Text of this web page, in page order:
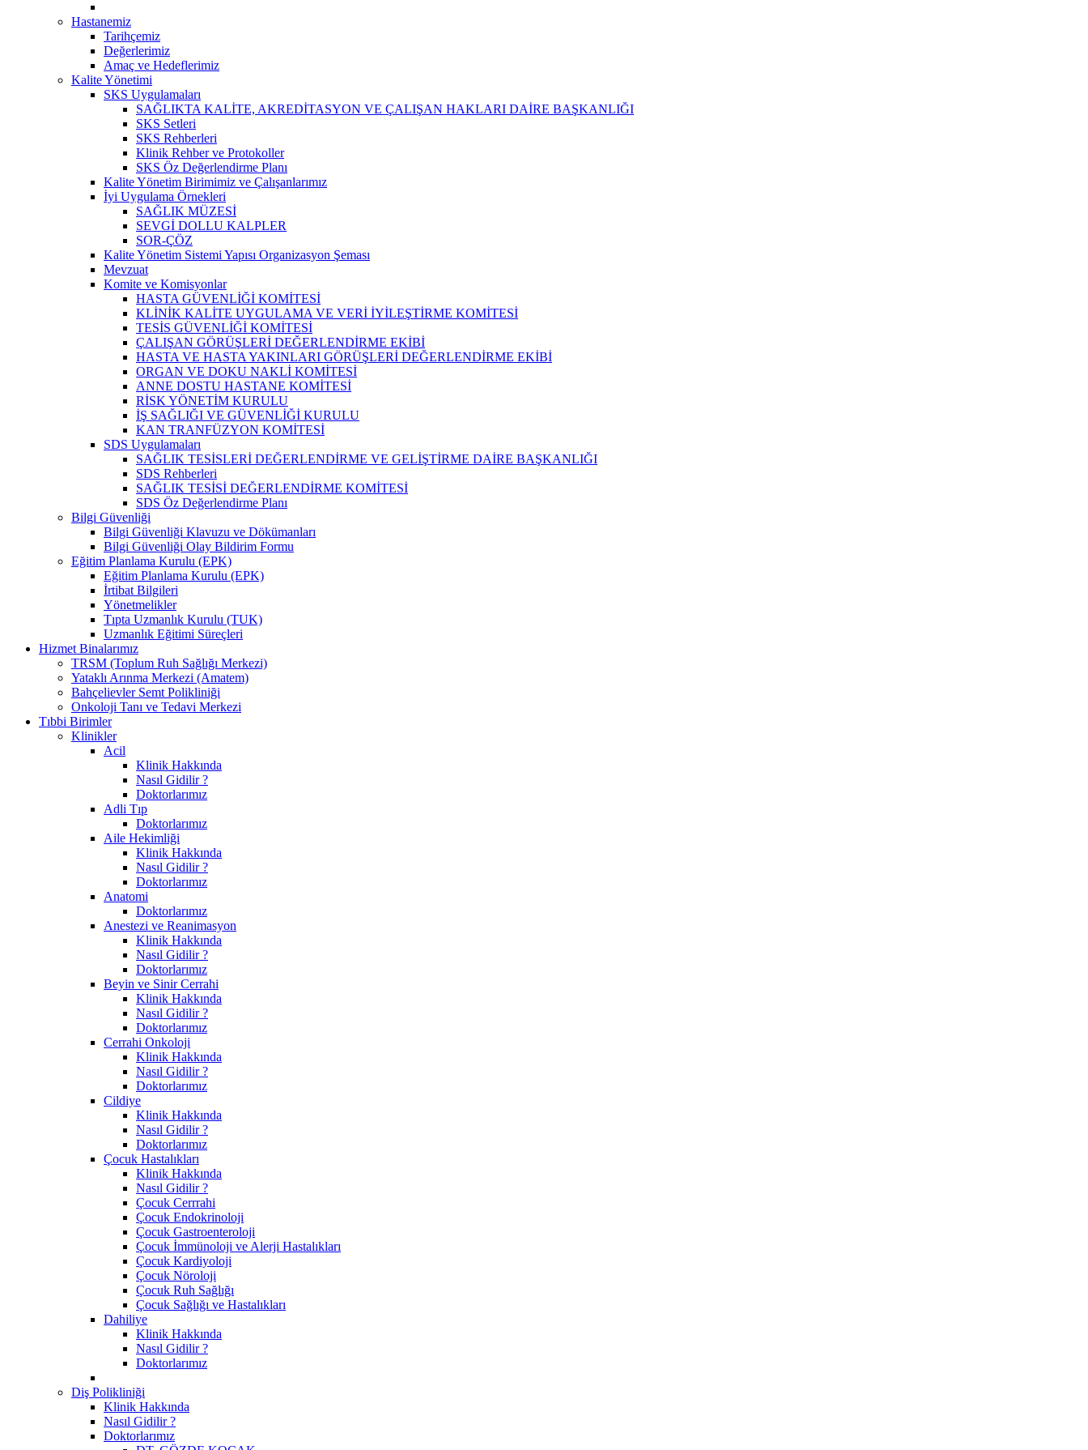
Hastanemiz
Tarihçemiz
Değerlerimiz
Amaç ve Hedeflerimiz
Kalite Yönetimi
SKS Uygulamaları
SAĞLIKTA KALİTE, AKREDİTASYON VE ÇALIŞAN HAKLARI DAİRE BAŞKANLIĞI
SKS Setleri
SKS Rehberleri
Klinik Rehber ve Protokoller
SKS Öz Değerlendirme Planı
Kalite Yönetim Birimimiz ve Çalışanlarımız
İyi Uygulama Örnekleri
SAĞLIK MÜZESİ
SEVGİ DOLLU KALPLER
SOR-ÇÖZ
Kalite Yönetim Sistemi Yapısı Organizasyon Şeması
Mevzuat
Komite ve Komisyonlar
HASTA GÜVENLİĞİ KOMİTESİ
KLİNİK KALİTE UYGULAMA VE VERİ İYİLEŞTİRME KOMİTESİ
TESİS GÜVENLİĞİ KOMİTESİ
ÇALIŞAN GÖRÜŞLERİ DEĞERLENDİRME EKİBİ
HASTA VE HASTA YAKINLARI GÖRÜŞLERİ DEĞERLENDİRME EKİBİ
ORGAN VE DOKU NAKLİ KOMİTESİ
ANNE DOSTU HASTANE KOMİTESİ
RİSK YÖNETİM KURULU
İŞ SAĞLIĞI VE GÜVENLİĞİ KURULU
KAN TRANFÜZYON KOMİTESİ
SDS Uygulamaları
SAĞLIK TESİSLERİ DEĞERLENDİRME VE GELİŞTİRME DAİRE BAŞKANLIĞI
SDS Rehberleri
SAĞLIK TESİSİ DEĞERLENDİRME KOMİTESİ
SDS Öz Değerlendirme Planı
Bilgi Güvenliği
Bilgi Güvenliği Klavuzu ve Dökümanları
Bilgi Güvenliği Olay Bildirim Formu
Eğitim Planlama Kurulu (EPK)
Eğitim Planlama Kurulu (EPK)
İrtibat Bilgileri
Yönetmelikler
Tıpta Uzmanlık Kurulu (TUK)
Uzmanlık Eğitimi Süreçleri
Hizmet Binalarımız
TRSM (Toplum Ruh Sağlığı Merkezi)
Yataklı Arınma Merkezi (Amatem)
Bahçelievler Semt Polikliniği
Onkoloji Tanı ve Tedavi Merkezi
Tıbbi Birimler
Klinikler
Acil
Klinik Hakkında
Nasıl Gidilir ?
Doktorlarımız
Adli Tıp
Doktorlarımız
Aile Hekimliği
Klinik Hakkında
Nasıl Gidilir ?
Doktorlarımız
Anatomi
Doktorlarımız
Anestezi ve Reanimasyon
Klinik Hakkında
Nasıl Gidilir ?
Doktorlarımız
Beyin ve Sinir Cerrahi
Klinik Hakkında
Nasıl Gidilir ?
Doktorlarımız
Cerrahi Onkoloji
Klinik Hakkında
Nasıl Gidilir ?
Doktorlarımız
Cildiye
Klinik Hakkında
Nasıl Gidilir ?
Doktorlarımız
Çocuk Hastalıkları
Klinik Hakkında
Nasıl Gidilir ?
Çocuk Cerrrahi
Çocuk Endokrinoloji
Çocuk Gastroenteroloji
Çocuk İmmünoloji ve Alerji Hastalıkları
Çocuk Kardiyoloji
Çocuk Nöroloji
Çocuk Ruh Sağlığı
Çocuk Sağlığı ve Hastalıkları
Dahiliye
Klinik Hakkında
Nasıl Gidilir ?
Doktorlarımız
Diş Polikliniği
Klinik Hakkında
Nasıl Gidilir ?
Doktorlarımız